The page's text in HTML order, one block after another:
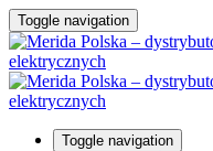
Toggle navigation
Toggle navigation